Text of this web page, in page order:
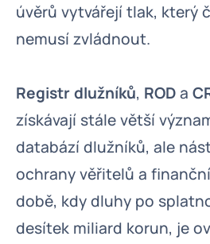
úvěrů vytvářejí tlak, který
nemusí zvládnout.
Registr dlužníků, RODa
získávají stále větší
databází dlužníků, ale
ochrany věřitelů a
době, kdy dluhy po
desítek miliard korun, je